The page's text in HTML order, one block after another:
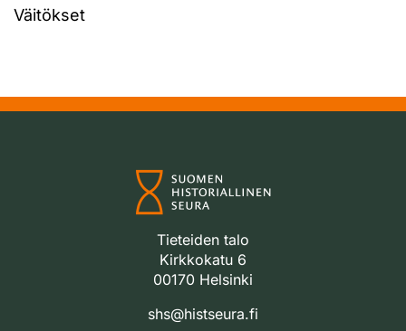
Väitökset
Tieteiden talo
Kirkkokatu 6
00170 Helsinki
shs@histseura.fi